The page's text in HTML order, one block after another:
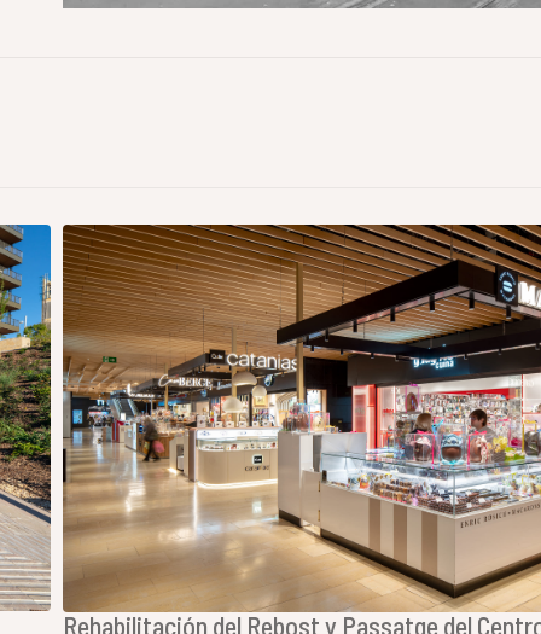
Rehabilitación del Rebost y Passatge del